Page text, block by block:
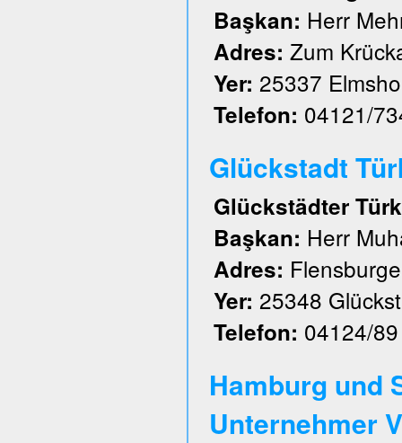
Başkan: Herr
Adres: Zum
Yer: 25337
Telefon: 04121/
Glückstadt
Glückstädter
Başkan: Herr
Adres:
Yer: 25348
Telefon: 04124/
Hamburg und
Unternehmer